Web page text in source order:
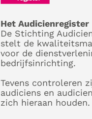
Het Audicienregister
De Stichting
stelt de
voor de
bedrijfsinrichting.
Tevens controleren
audiciens en
zich hieraan houden.